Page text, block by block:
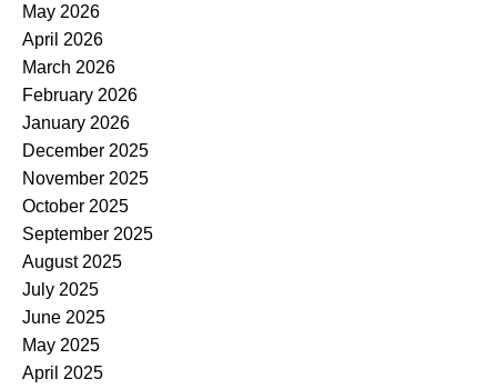
May 2026
April 2026
March 2026
February 2026
January 2026
December 2025
November 2025
October 2025
September 2025
August 2025
July 2025
June 2025
May 2025
April 2025